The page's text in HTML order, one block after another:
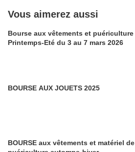
Vous aimerez aussi
Bourse aux vêtements et puériculture
Printemps-Eté du 3 au 7 mars 2026
BOURSE AUX JOUETS 2025
BOURSE aux vêtements et matériel de